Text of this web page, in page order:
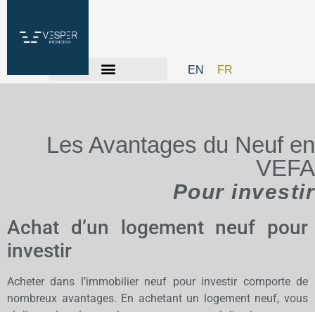
EN FR
Les Avantages du Neuf en
VEFA
Pour investir
Achat d’un logement neuf pour
investir
Acheter dans l’immobilier neuf pour investir comporte de
nombreux avantages. En achetant un logement neuf, vous